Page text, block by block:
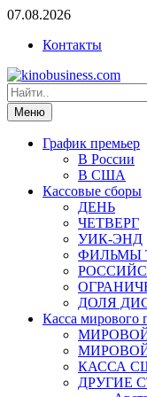
07.08.2026
Контакты
Меню
График премьер
В России
В США
Кассовые сборы
ДЕНЬ
ЧЕТВЕРГ
УИК-ЭНД
ФИЛЬМЫ
ДОЛЯ
Касса мирового
КАССА
ДРУГИЕ